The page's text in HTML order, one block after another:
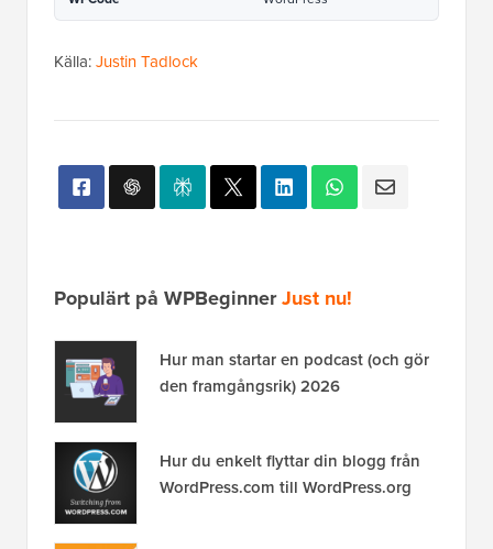
Populärt på WPBeginnerJust nu!
Hur man startar en podcast (och gör
den framgångsrik) 2026
Hur du enkelt flyttar din blogg från
WordPress.com till WordPress.org
Hur man installerar Google Analytics
Hur du åtgärdar felet vid